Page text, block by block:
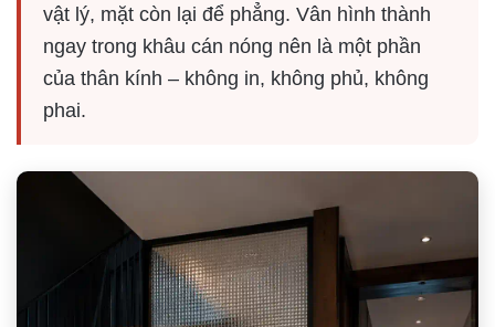
vật lý, mặt còn lại để phẳng. Vân hình thành
ngay trong khâu cán nóng nên là một phần
của thân kính – không in, không phủ, không
phai.